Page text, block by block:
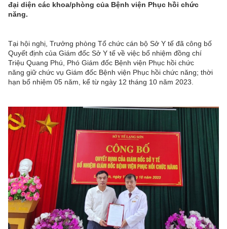
đại diện các khoa/phòng của Bệnh viện Phục hồi chức
năng.
Tại hội nghị, Trưởng phòng Tổ chức cán bộ Sở Y tế đã công bố
Quyết định của Giám đốc Sở Y tế về việc bổ nhiệm đồng chí
Triệu Quang Phú, Phó Giám đốc Bệnh viện Phục hồi chức
năng giữ chức vụ Giám đốc Bệnh viện Phục hồi chức năng; thời
hạn bổ nhiệm 05 năm, kể từ ngày 12 tháng 10 năm 2023.